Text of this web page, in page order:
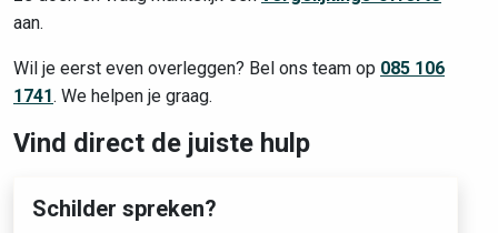
aan.
Wil je eerst even overleggen? Bel ons team op 085 106
1741. We helpen je graag.
Vind direct de juiste hulp
Schilder spreken?